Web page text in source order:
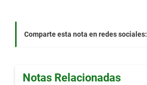
Comparte esta nota en redes sociales:
Notas Relacionadas